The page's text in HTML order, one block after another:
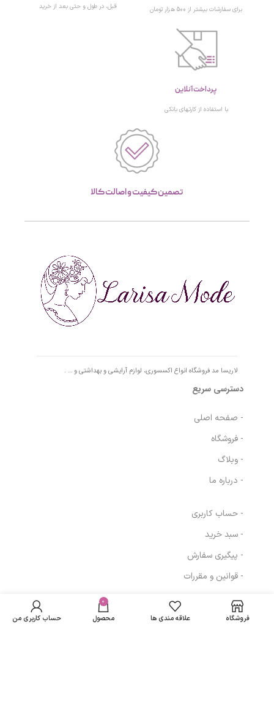
برای سفارشات بیشتر از 500 هزار تومان قبل، در طول و حتی بعد از خرید
پرداخت آنلاین
با استفاده از کارتهای بانکی
تصمین کیفیت و اصالت کالا
لاریسا مد فروشگاه انواع اکسسوری، لوازم آرایشی و بهداشتی و … .
دسترسی سریع
- صفحه اصلی
- فروشگاه
- وبلاگ
- درباره ما
- حساب کاربری
- سبد خرید
- پیگیری سفارش
- قوانین و مقررات
مسیرهای ارتباطی
ديجيتال 3.522,579,200 تومان
باشد فروشگاه علاقه مندی ها
0
محصول حساب کاربری من